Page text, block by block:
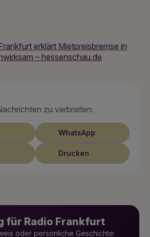
erklärt Mietpreisbremse in
– hessenschau.de
zu verbreiten.
WhatsApp
Drucken
für Radio Frankfurt
oder persönliche Geschichte: